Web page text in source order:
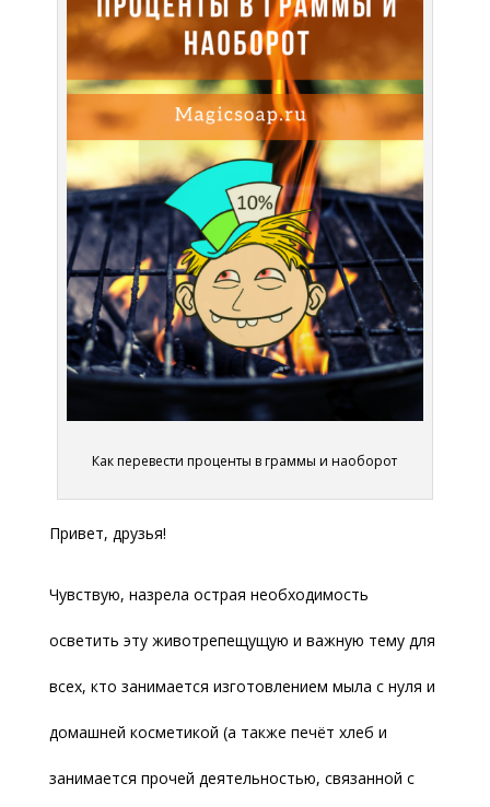
Как перевести проценты в граммы и наоборот
Привет, друзья!
Чувствую, назрела острая необходимость
осветить эту животрепещущую и важную тему для
всех, кто занимается изготовлением мыла с нуля и
домашней косметикой (а также печёт хлеб и
занимается прочей деятельностью, связанной с